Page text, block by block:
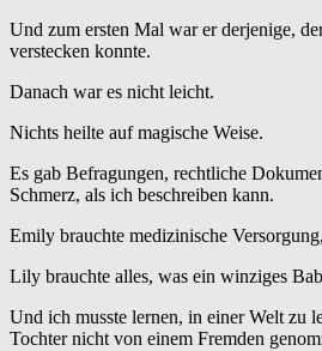
Und zum ersten Mal war er derjenige,
verstecken konnte.
Danach war es nicht leicht.
Nichts heilte auf magische Weise.
Es gab Befragungen, rechtliche
Schmerz, als ich beschreiben kann.
Emily brauchte medizinische
Lily brauchte alles, was ein winziges
Und ich musste lernen, in einer Welt zu
Tochter nicht von einem Fremden